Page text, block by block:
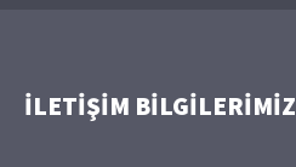
İLETİŞİM BİLGİLERİMİZ